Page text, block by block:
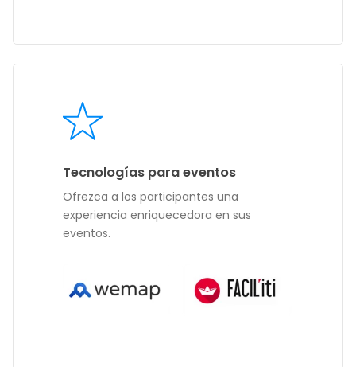
Tecnologías para eventos
Ofrezca a los participantes una
experiencia enriquecedora en sus
eventos.